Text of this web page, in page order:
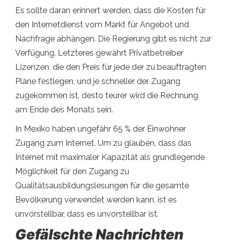
Es sollte daran erinnert werden, dass die Kosten für
den Internetdienst vom Markt für Angebot und
Nachfrage abhängen. Die Regierung gibt es nicht zur
Verfügung. Letzteres gewährt Privatbetreiber
Lizenzen, die den Preis für jede der zu beauftragten
Pläne festlegen, und je schneller der Zugang
zugekommen ist, desto teurer wird die Rechnung
am Ende des Monats sein.
In Mexiko haben ungefähr 65 % der Einwohner
Zugang zum Internet. Um zu glauben, dass das
Internet mit maximaler Kapazität als grundlegende
Möglichkeit für den Zugang zu
Qualitätsausbildungslesungen für die gesamte
Bevölkerung verwendet werden kann, ist es
unvorstellbar, dass es unvorstellbar ist.
Gefälschte Nachrichten